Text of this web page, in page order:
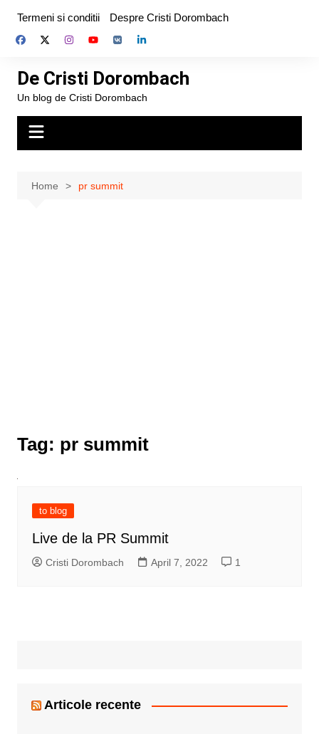
content
Termeni si conditii Despre Cristi Dorombach
De Cristi Dorombach
Un blog de Cristi Dorombach
Home pr summit
Tag: pr summit
to blog
Live de la PR Summit
Cristi Dorombach April 7, 2022 1
Articole recente